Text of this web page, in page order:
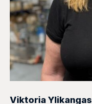
Viktoria Ylikangas